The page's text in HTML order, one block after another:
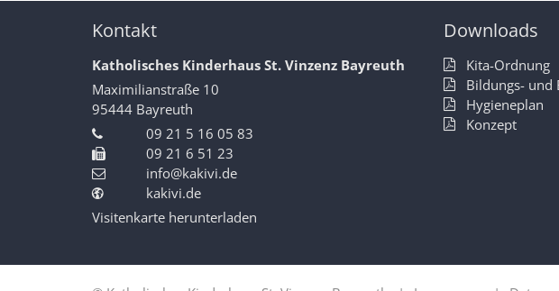
Kontakt
Katholisches Kinderhaus St. Vinzenz Bayreuth
Maximilianstraße 10
95444 Bayreuth
09 21 5 16 05 83
09 21 6 51 23
info@kakivi.de
kakivi.de
Visitenkarte herunterladen
Downloads
Kita-Ordnung
Bildungs- und
Hygieneplan
Konzept